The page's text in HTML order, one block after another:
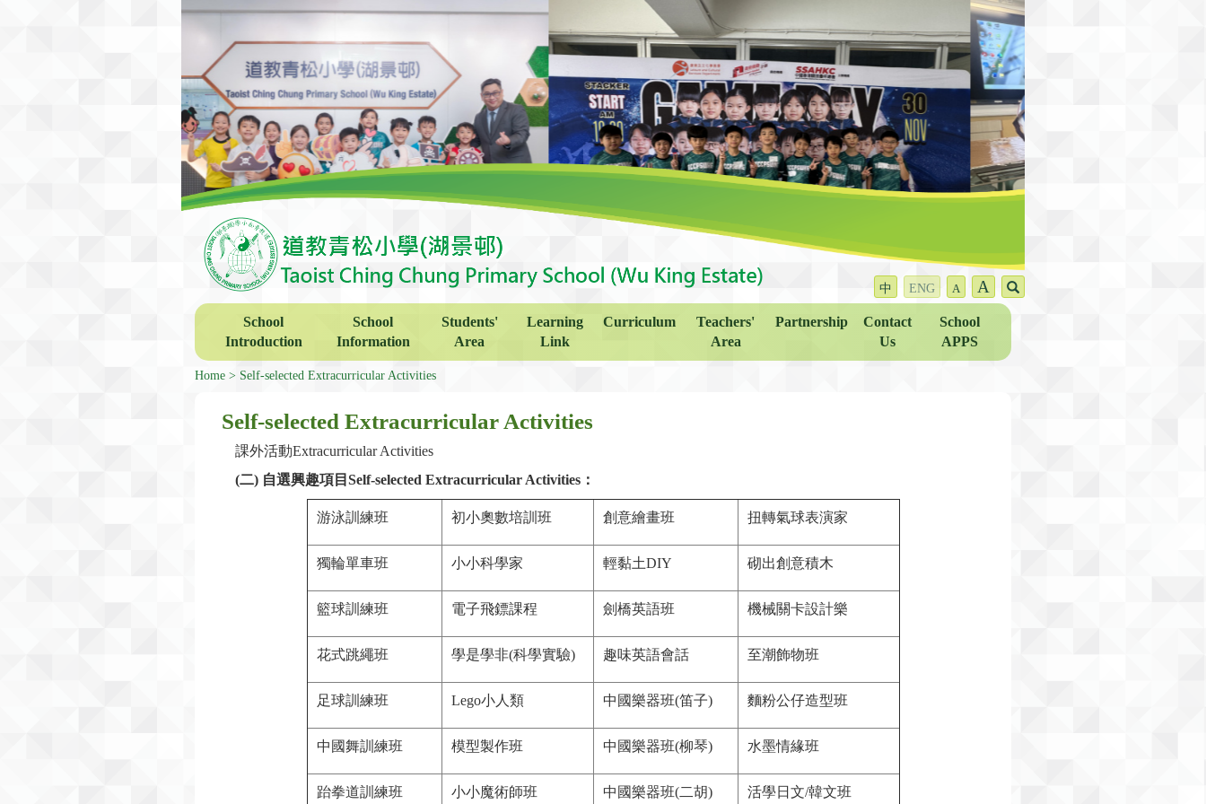
中 ENG A A
School
Introduction
School
Information
Students'
Area
Learning
Link
Curriculum
Teachers'
Area
Partnership
Contact
Us
School
APPS
Home Self-selected Extracurricular Activities
Self-selected Extracurricular Activities
課外活動Extracurricular Activities
(二) 自選興趣項目Self-selected Extracurricular Activities：
游泳訓練班 初小奧數培訓班 創意繪畫班 扭轉氣球表演家
獨輪單車班 小小科學家 輕黏土DIY 砌出創意積木
籃球訓練班 電子飛鏢課程 劍橋英語班 機械關卡設計樂
花式跳繩班 學是學非(科學實驗) 趣味英語會話 至潮飾物班
足球訓練班 Lego小人類 中國樂器班(笛子) 麵粉公仔造型班
中國舞訓練班 模型製作班 中國樂器班(柳琴) 水墨情緣班
跆拳道訓練班 小小魔術師班 中國樂器班(二胡) 活學日文/韓文班